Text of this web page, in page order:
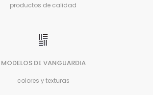
productos de calidad
MODELOS DE VANGUARDIA
colores y texturas